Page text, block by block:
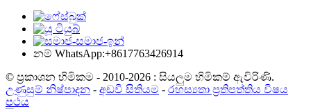
නම් WhatsApp:+8617763426914
© ප්‍රකාශන හිමිකම - 2010-2026 : සියලුම හිමිකම් ඇවිරිණි.
උණුසුම් නිෂ්පාදන - අඩවි සිතියම - රහස්‍යතා ප්‍රතිපත්තිය විෂය
පථය